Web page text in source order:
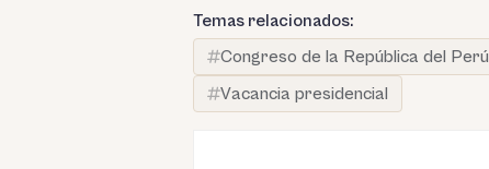
Temas relacionados:
Congreso de la República del Perú
Vacancia presidencial